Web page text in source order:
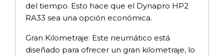
del tiempo. Esto hace que el Dynapro HP2
RA33 sea una opción económica.
Gran Kilometraje: Este neumático está
diseñado para ofrecer un gran kilometraje, lo